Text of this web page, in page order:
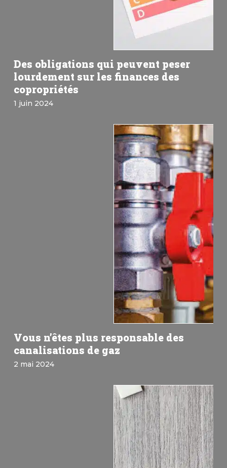
Des obligations qui peuvent peser
lourdement sur les finances des
copropriétés
1 juin 2024
Vous n’êtes plus responsable des
canalisations de gaz
2 mai 2024